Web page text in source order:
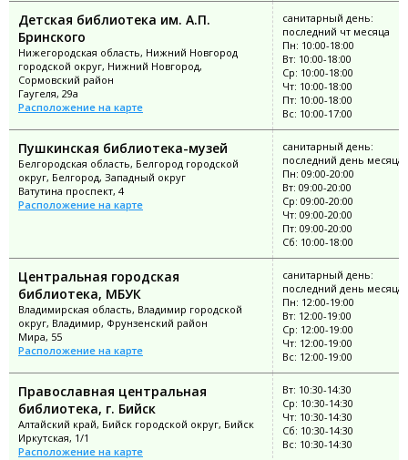
Детская библиотека им. А.П.
Бринского
Нижегородская область, Нижний Новгород
городской округ, Нижний Новгород,
Сормовский район
Гаугеля, 29а
Расположение на карте
санитарный день:
последний чт месяца
Пн: 10:00-18:00
Вт: 10:00-18:00
Ср: 10:00-18:00
Чт: 10:00-18:00
Пт: 10:00-18:00
Вс: 10:00-17:00
Пушкинская библиотека-музей
Белгородская область, Белгород городской
округ, Белгород, Западный округ
Ватутина проспект, 4
Расположение на карте
санитарный день:
последний день месяца
Пн: 09:00-20:00
Вт: 09:00-20:00
Ср: 09:00-20:00
Чт: 09:00-20:00
Пт: 09:00-20:00
Сб: 10:00-18:00
Центральная городская
библиотека, МБУК
Владимирская область, Владимир городской
округ, Владимир, Фрунзенский район
Мира, 55
Расположение на карте
санитарный день:
последний день месяца
Пн: 12:00-19:00
Вт: 12:00-19:00
Ср: 12:00-19:00
Чт: 12:00-19:00
Вс: 12:00-19:00
Православная центральная
библиотека, г. Бийск
Алтайский край, Бийск городской округ, Бийск
Иркутская, 1/1
Расположение на карте
Вт: 10:30-14:30
Ср: 10:30-14:30
Чт: 10:30-14:30
Сб: 10:30-14:30
Вс: 10:30-14:30